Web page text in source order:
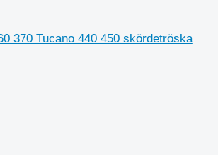
370 Tucano 440 450 skördetröska